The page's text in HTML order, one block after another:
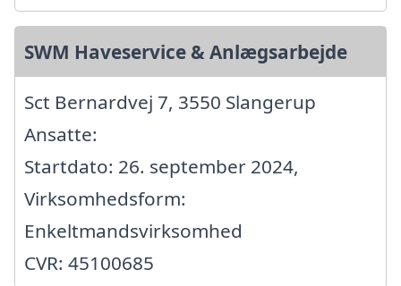
SWM Haveservice & Anlægsarbejde
Sct Bernardvej 7, 3550 Slangerup
Ansatte:
Startdato: 26. september 2024,
Virksomhedsform:
Enkeltmandsvirksomhed
CVR: 45100685